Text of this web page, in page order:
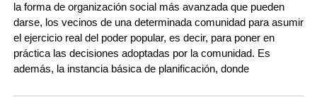
la forma de organización social más avanzada que pueden
darse, los vecinos de una determinada comunidad para asumir
el ejercicio real del poder popular, es decir, para poner en
práctica las decisiones adoptadas por la comunidad. Es
además, la instancia básica de planificación, donde